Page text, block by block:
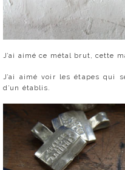
J’ai aimé ce métal brut, cette
J’ai aimé voir les étapes qui
d’un établis.